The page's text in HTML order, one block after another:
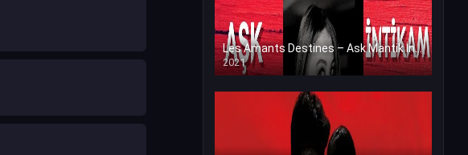
Les Amants Destines – Ask Mantik İntikam en VF (Voix Francaise)
2021